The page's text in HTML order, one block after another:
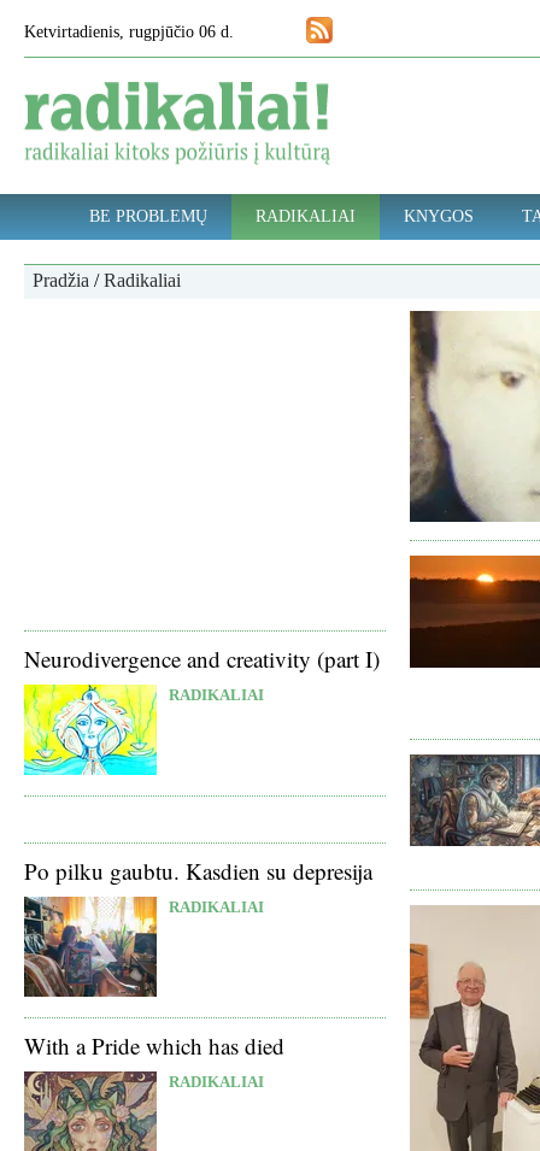
Ketvirtadienis, rugpjūčio 06 d.
BE PROBLEMŲ RADIKALIAI KNYGOS
Pradžia /Radikaliai
Neurodivergence and creativity (part I)
RADIKALIAI
Po pilku gaubtu. Kasdien su depresija
RADIKALIAI
With a Pride which has died
RADIKALIAI